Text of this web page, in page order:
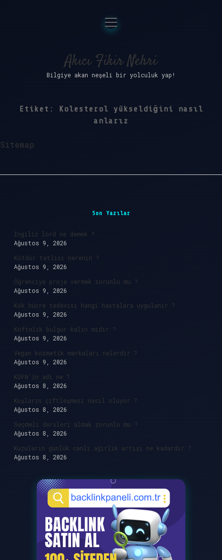
Anasayfa
Gizlilik Politikası
Yasal Uyarı
menüyü
aç
Akıcı Fikir Nehri
Bilgiye akan neşeli bir yolculuk yap!
Etiket:
Kolesterol yükseldiğini nasıl
anlarız
Sitemap
Son Yazılar
İngiliz lord ne demek ?
Ağustos 9, 2026
Kötdür tatlısı nerenin ?
Ağustos 9, 2026
Öğrenciye proje vermek zorunlu mu ?
Ağustos 9, 2026
Kök hücre tedavisi hangi hastalara uygulanır ?
Ağustos 9, 2026
Köftelik bulgur kalın mıdır ?
Ağustos 9, 2026
Vegan kozmetik markaları nelerdir ?
Ağustos 9, 2026
KÖFN’in adı ne ?
Ağustos 8, 2026
Kuşların çiftleşmesi nasıl oluyor ?
Ağustos 8, 2026
Seçmeli dersleri almak zorunlu mu ?
Ağustos 8, 2026
Kuzuların günlük canlı ağırlık artışı ne kadardır ?
Ağustos 8, 2026